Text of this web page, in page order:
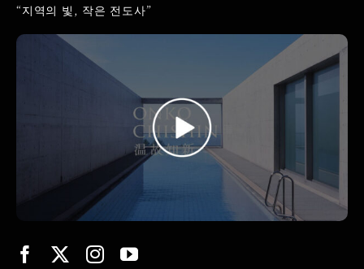
“지역의 빛, 작은 전도사”